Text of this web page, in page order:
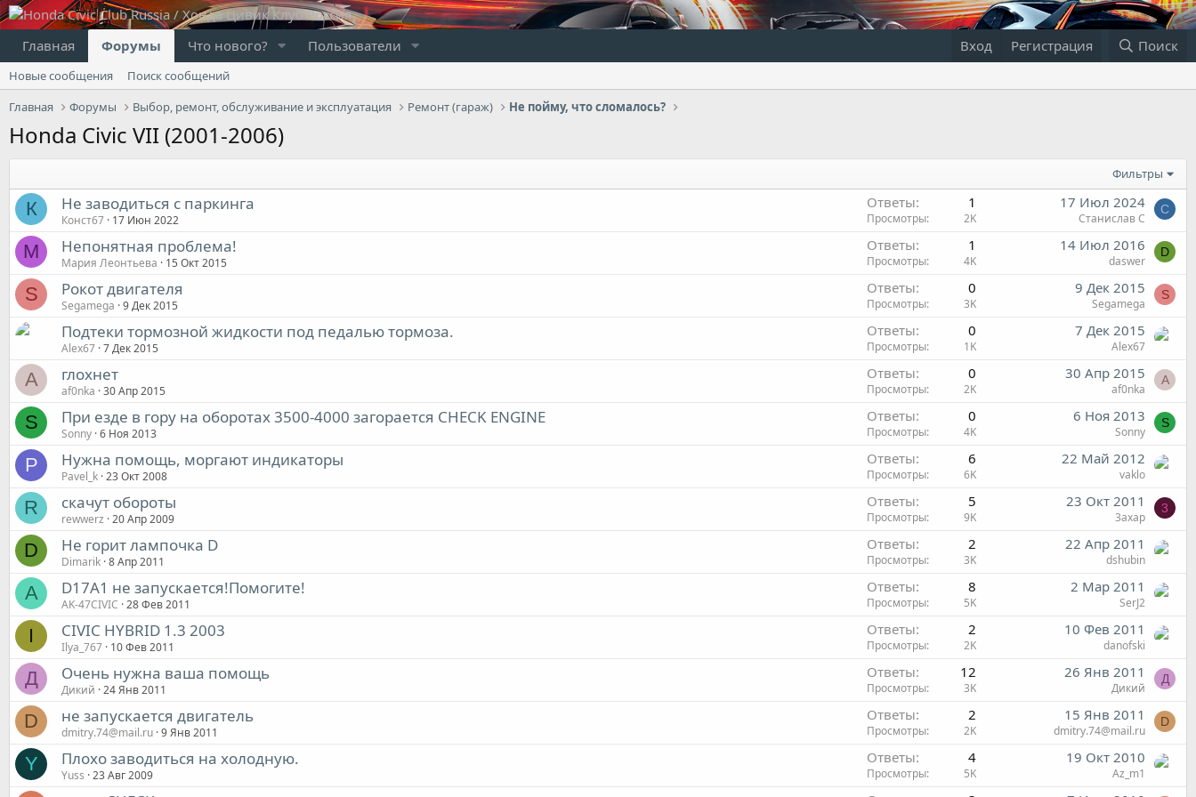
Главная Форумы Что нового? Пользователи Вход Регистрация Поиск
Новые сообщения
Поиск сообщений
Главная
Форумы Выбор, ремонт, обслуживание и эксплуатация Ремонт (гараж) Не пойму, что сломалось?
Honda Civic VII (2001-2006)
Фильтры
К Не заводиться с паркинга
Конст67 17 Июн 2022
Ответы 1
Просмотры 2K
17 Июл 2024
Станислав С
С
М Непонятная проблема!
Мария Леонтьева 15 Окт 2015
Ответы 1
Просмотры 4K
14 Июл 2016
daswer
D
S Рокот двигателя
Segamega 9 Дек 2015
Ответы 0
Просмотры 3K
9 Дек 2015
Segamega
S
Подтеки тормозной жидкости под педалью тормоза.
Alex67 7 Дек 2015
Ответы 0
Просмотры 1K
7 Дек 2015
Alex67
A глохнет
af0nka 30 Апр 2015
Ответы 0
Просмотры 2K
30 Апр 2015
af0nka
A
S При езде в гору на оборотах 3500-4000 загорается CHECK ENGINE
Sonny 6 Ноя 2013
Ответы 0
Просмотры 4K
6 Ноя 2013
Sonny
S
P Нужна помощь, моргают индикаторы
Pavel_k 23 Окт 2008
Ответы 6
Просмотры 6K
22 Май 2012
vaklo
R скачут обороты
rewwerz 20 Апр 2009
Ответы 5
Просмотры 9K
23 Окт 2011
3axap
3
D Не горит лампочка D
Dimarik 8 Апр 2011
Ответы 2
Просмотры 3K
22 Апр 2011
dshubin
A D17A1 не запускается!Помогите!
AK-47CIVIC 28 Фев 2011
Ответы 8
Просмотры 5K
2 Мар 2011
SerJ2
I CIVIC HYBRID 1.3 2003
Ilya_767 10 Фев 2011
Ответы 2
Просмотры 2K
10 Фев 2011
danofski
Д Очень нужна ваша помощь
Дикий 24 Янв 2011
Ответы 12
Просмотры 3K
26 Янв 2011
Дикий
Д
D не запускается двигатель
dmitry.74@mail.ru 9 Янв 2011
Ответы 2
Просмотры 2K
15 Янв 2011
dmitry.74@mail.ru
D
Y Плохо заводиться на холодную.
Yuss 23 Авг 2009
Ответы 4
Просмотры 5K
19 Окт 2010
Az_m1